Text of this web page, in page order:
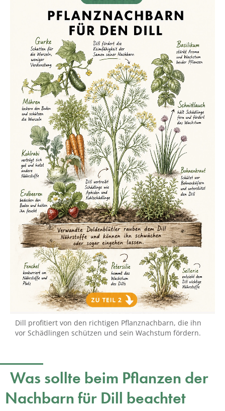
Dill profitiert von den richtigen Pflanznachbarn, die ihn
vor Schädlingen schützen und sein Wachstum fördern.
Was sollte beim Pflanzen der
Nachbarn für Dill beachtet